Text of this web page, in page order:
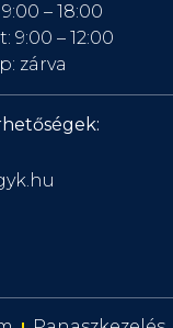
– 18:00
9:00 – 12:00
zárva